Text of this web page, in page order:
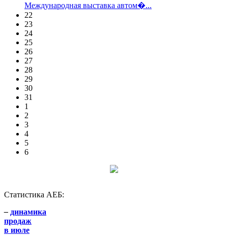
Международная выставка автом�...
22
23
24
25
26
27
28
29
30
31
1
2
3
4
5
6
Статистика АЕБ:
– динамика
продаж
в июле